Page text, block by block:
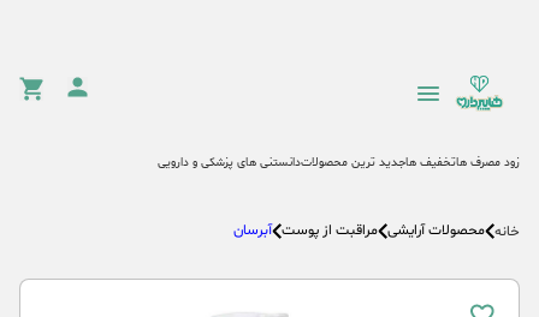
زود مصرف هاتخفیف هاجدید ترین محصولاتدانستنی های پزشکی و دارویی
خانه محصولات آرایشی مراقبت از پوست آبرسان